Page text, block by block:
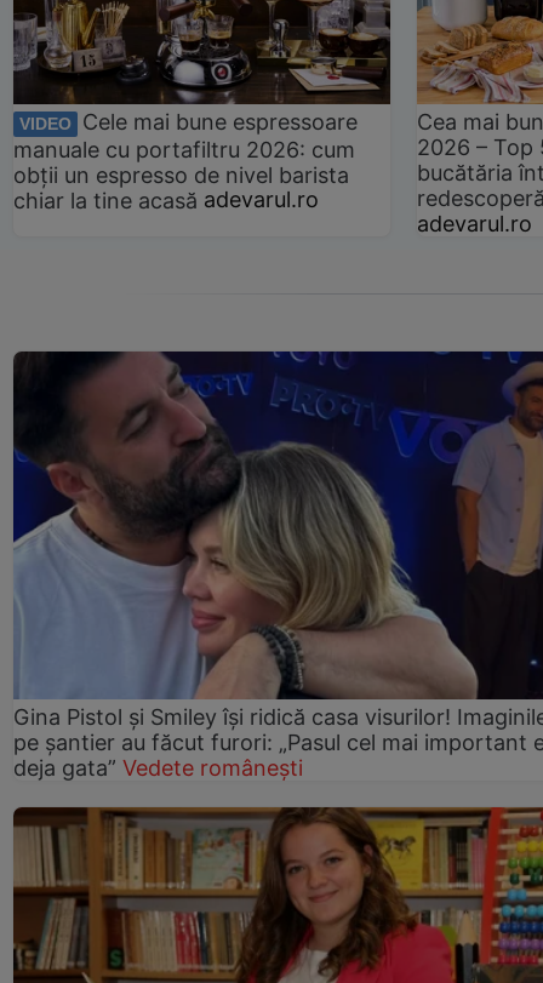
VIDEO
Cele mai bune espressoare
manuale cu portafiltru 2026: cum
obții un espresso de nivel barista
chiar la tine acasă adevarul.ro
Cea mai
2026 –
bucătăria
adevarul.ro
Gina Pistol și Smiley își ridică casa visurilor!
pe șantier au făcut furori: „Pasul cel mai important
deja gata” Vedete românești